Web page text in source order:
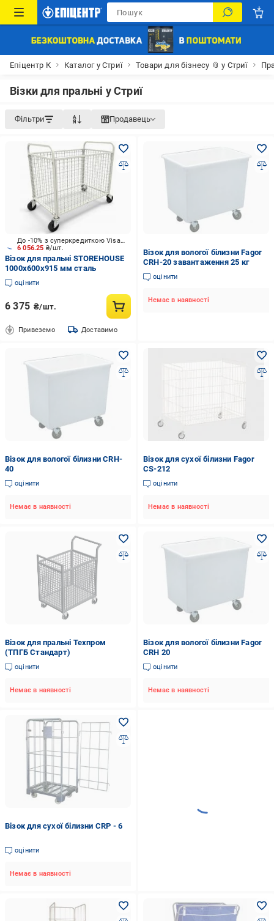
Епіцентр К Каталог у Стриї Товари для бізнесу 📎 у Стриї
Візки для пральні у Стриї
Фільтри Продавець
6 056.25 ₴/шт.
До -10% з суперкредиткою Visa Вигода
Візок для пральні STOREHOUSE
1000x600х915 мм сталь
оцінити
6 375 ₴/шт.
Привеземо Доставимо
Візок для вологої білизни Fagor
CRH-20 завантаження 25 кг
оцінити
Немає в наявності
Візок для вологої білизни CRH-
40
оцінити
Немає в наявності
Візок для сухої білизни Fagor
CS-212
оцінити
Немає в наявності
Візок для пральні Техпром
(ТПГБ Стандарт)
оцінити
Немає в наявності
Візок для вологої білизни Fagor
CRH 20
оцінити
Немає в наявності
Візок для сухої білизни CRP - 6
оцінити
Немає в наявності